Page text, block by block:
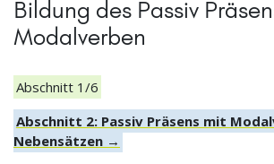
Bildung des Passiv
Modalverben
Abschnitt 1/6
Abschnitt 2: Passiv Präsens mit
Nebensätzen →